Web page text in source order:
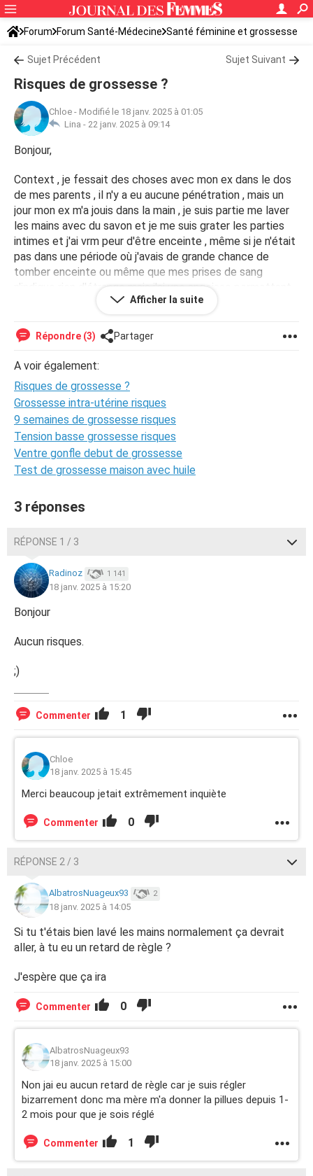
Forum Forum Santé-Médecine Santé féminine et grossesse
Tomber enceinte
Sujet Précédent Sujet Suivant
Risques de grossesse ?
Chloe - Modifié le 18 janv. 2025 à 01:05
Lina - 22 janv. 2025 à 09:14
Bonjour,
Context , je fessait des choses avec mon ex dans le dos
de mes parents , il n'y a eu aucune pénétration , mais un
jour mon ex m'a jouis dans la main , je suis partie me laver
les mains avec du savon et je me suis grater les parties
intimes et j'ai vrm peur d'être enceinte , même si je n'était
pas dans une période où j'avais de grande chance de
tomber enceinte ou même que mes prises de sang
n'indique rien d'étrange mais j'ai une angoisse permettant
d'être en deni de grossesse, sachant que je ne veux vrm
j'ai vrm besoin d'aide et si je suis enceinte je doit
moi , j'ai besoin d'aide par pitier je suis vrm en panique
Afficher la suite
Répondre (3) Partager
A voir également:
Risques de grossesse ?
Grossesse intra-utérine risques
9 semaines de grossesse risques
Tension basse grossesse risques
Ventre gonfle debut de grossesse
Test de grossesse maison avec huile
3 réponses
RÉPONSE 1 / 3
Radinoz 1 141
18 janv. 2025 à 15:20
Bonjour
Aucun risques.
;)
Commenter 1
Chloe
18 janv. 2025 à 15:45
Merci beaucoup jetait extrêmement inquiète
Commenter 0
RÉPONSE 2 / 3
AlbatrosNuageux93 2
18 janv. 2025 à 14:05
Si tu t'étais bien lavé les mains normalement ça devrait
aller, à tu eu un retard de règle ?
J'espère que ça ira
Commenter 0
AlbatrosNuageux93
18 janv. 2025 à 15:00
Non jai eu aucun retard de règle car je suis régler
bizarrement donc ma mère m'a donner la pillues depuis 1-
2 mois pour que je sois réglé
Commenter 1